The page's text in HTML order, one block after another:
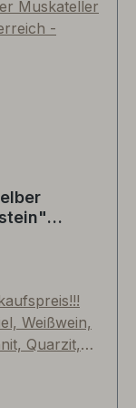
lebhaft,
Weißwein,
Quarzit,
der